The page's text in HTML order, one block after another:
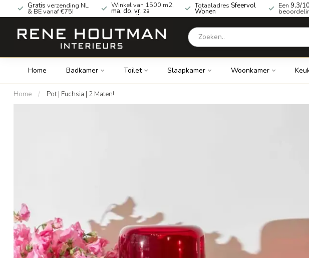
Gratis verzending NL
& BE vanaf €75!
Winkel van 1500 m2,
ma, do, vr, za
geopend!
Totaaladres Sfeervol
Wonen
Een 9,3/10
Home Badkamer Toilet Slaapkamer Woonkamer
Home / Pot | Fuchsia | 2 Maten!